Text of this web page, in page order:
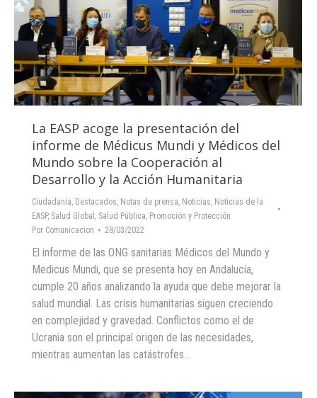
La EASP acoge la presentación del
informe de Médicus Mundi y Médicos del
Mundo sobre la Cooperación al
Desarrollo y la Acción Humanitaria
Ciudadanía, Destacados, Notas de prensa, Noticias, Noticias de la
EASP, Salud Global , Salud Pública, Promoción y Protección
Por Comunicacion 28/03/2022
El informe de las ONG sanitarias Médicos del Mundo y
Medicus Mundi, que se presenta hoy en Andalucía,
cumple 20 años analizando la ayuda que debe mejorar la
salud mundial. Las crisis humanitarias siguen creciendo
en complejidad y gravedad. Conflictos como el de
Ucrania son el principal origen de las necesidades,
mientras aumentan las catástrofes…